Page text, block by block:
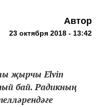
Автор
23 октября 2018 - 13:42
җырчы Elvin
бай. Радикның